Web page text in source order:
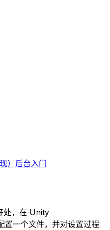
）后台入门
处，在 Unity
一个文件，并对设置过程